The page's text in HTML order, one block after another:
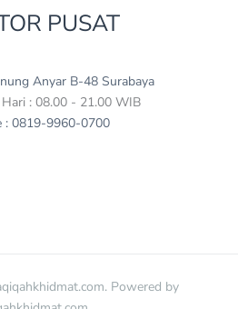
PUSAT
Anyar B-48 Surabaya
: 08.00 - 21.00 WIB
: 0819-9960-0700
Powered by